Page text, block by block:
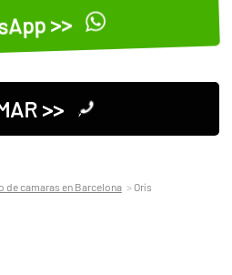
>>
>>
de camaras en Barcelona Orís